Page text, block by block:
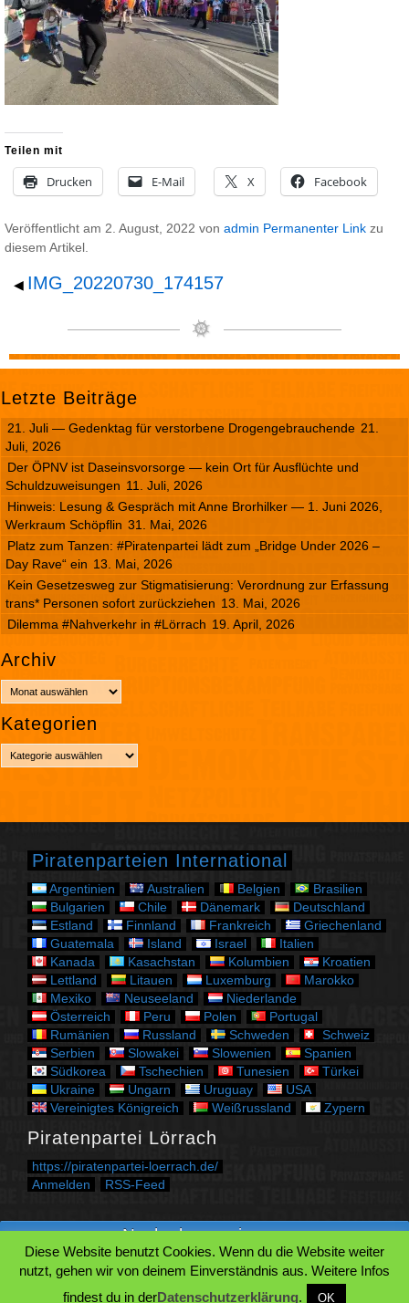
Teilen mit
Drucken E-Mail X Facebook
Veröffentlicht am 2. August, 2022 von admin Permanenter Link zu
diesem Artikel.
◀ IMG_20220730_174157
Letzte Beiträge
21. Juli — Gedenktag für verstorbene Drogengebrauchende 21.
Juli, 2026
Der ÖPNV ist Daseinsvorsorge — kein Ort für Ausflüchte und
Schuldzuweisungen 11. Juli, 2026
Hinweis: Lesung & Gespräch mit Anne Brorhilker — 1. Juni 2026,
Werkraum Schöpflin 31. Mai, 2026
Platz zum Tanzen: #Piratenpartei lädt zum „Bridge Under 2026 –
Day Rave“ ein 13. Mai, 2026
Kein Gesetzesweg zur Stigmatisierung: Verordnung zur Erfassung
trans* Personen sofort zurückziehen 13. Mai, 2026
Dilemma #Nahverkehr in #Lörrach 19. April, 2026
Archiv
r
c
Kategorien
a
g
Piratenparteien International
Argentinien Australien Belgien
Brasilien
Bulgarien
Chile Dänemark
Deutschland
Estland
Finnland Frankreich
Griechenland
Guatemala
Island Israel
Italien
Kanada
Kasachstan Kolumbien
Kroatien
Lettland
Litauen Luxemburg
Marokko
Mexiko
Neuseeland
Niederlande
Österreich
Peru Polen
Portugal
Rumänien
Russland Schweden
Schweiz
Serbien
Slowakei Slowenien
Spanien
Südkorea
Tschechien Tunesien
Türkei
Ukraine
Ungarn Uruguay
USA
Vereinigtes Königreich
Weißrussland Zypern
Piratenpartei Lörrach
https://piratenpartei-loerrach.de/
Anmelden RSS-Feed
Nach oben springen.
Zum Beginn des Inhaltes springen.
Zur Suche springen.
Diese Website benutzt Cookies. Wenn du die Website weiter
nutzt, gehen wir von deinem Einverständnis aus. Weitere Infos
findest du in derDatenschutzerklärung. OK